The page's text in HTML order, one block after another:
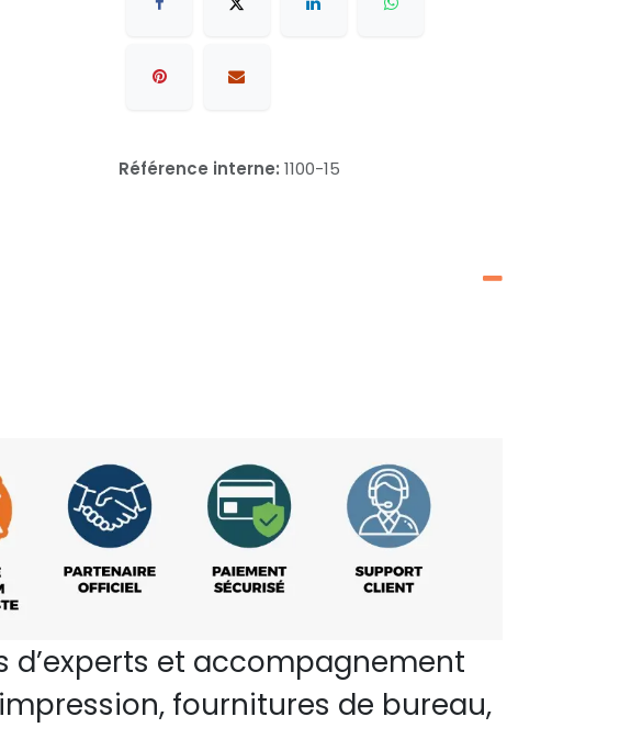
Référence interne: 1100-15
d’experts et accompagnement
fournitures de bureau,